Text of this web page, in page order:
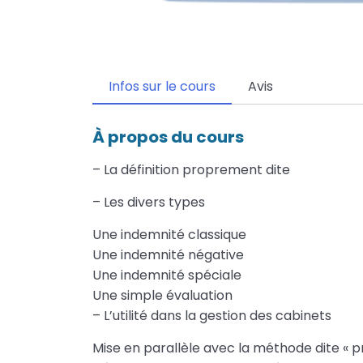
Infos sur le cours Avis
À propos du cours
– La définition proprement dite
– Les divers types
Une indemnité classique
Une indemnité négative
Une indemnité spéciale
Une simple évaluation
– L’utilité dans la gestion des cabinets
Mise en parallèle avec la méthode dite «